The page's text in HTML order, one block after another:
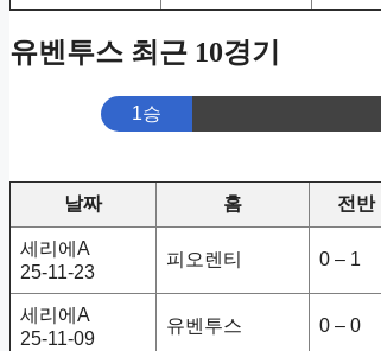
유벤투스 최근 10경기
1승
날짜 홈 전반
세리에A
25-11-23
피오렌티 0 – 1
세리에A
25-11-09
유벤투스 0 – 0